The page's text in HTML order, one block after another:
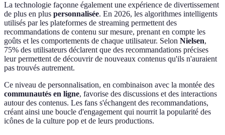
La technologie façonne également une expérience de divertissement
de plus en plus personnalisée. En 2026, les algorithmes intelligents
utilisés par les plateformes de streaming permettent des
recommandations de contenu sur mesure, prenant en compte les
goûts et les comportements de chaque utilisateur. Selon Nielsen,
75% des utilisateurs déclarent que des recommandations précises
leur permettent de découvrir de nouveaux contenus qu'ils n'auraient
pas trouvés autrement.
Ce niveau de personnalisation, en combinaison avec la montée des
communautés en ligne, favorise des discussions et des interactions
autour des contenus. Les fans s'échangent des recommandations,
créant ainsi une boucle d'engagement qui nourrit la popularité des
icônes de la culture pop et de leurs productions.